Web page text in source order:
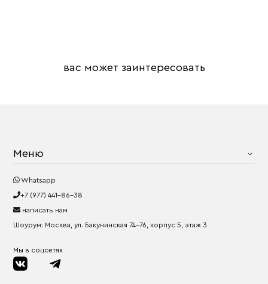
вас может заинтересовать
Меню
Whatsapp
+7 (977) 441-86-38
написать нам
Шоурум: Москва, ул. Бакунинская 74-76, корпус 5, этаж 3
Мы в соцсетях